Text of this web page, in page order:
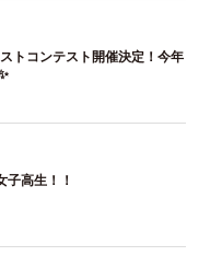
トコンテスト開催決定！今年
子高生！！